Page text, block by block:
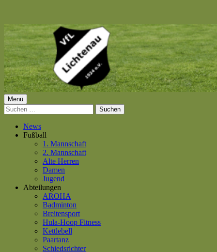
Springe
zum
Inhalt
VfL Lichtenau 1924 e.V.
Primäres
Menü
Menü
Suchen
nach:
News
Fußball
1. Mannschaft
2. Mannschaft
Alte Herren
Damen
Jugend
Abteilungen
AROHA
Badminton
Breitensport
Hula-Hoop Fitness
Kettlebell
Paartanz
Schiedsrichter